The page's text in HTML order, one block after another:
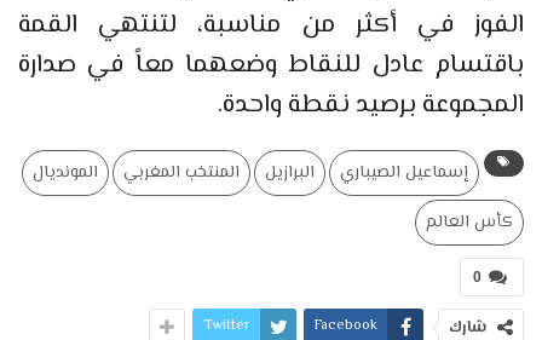
الفوز في أكثر من مناسبة، لتنتهي القمة
باقتسام عادل للنقاط وضعهما معاً في صدارة
المجموعة برصيد نقطة واحدة.
إسماعيل الصيباري البرازيل المنتخب المغربي
المونديال
كأس العالم
0
شارك Facebook
Twitter